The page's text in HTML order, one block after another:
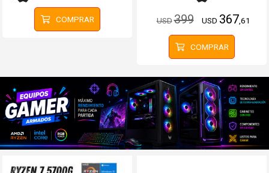
COMPRAR USD399 USD 367 ,61
COMPRAR